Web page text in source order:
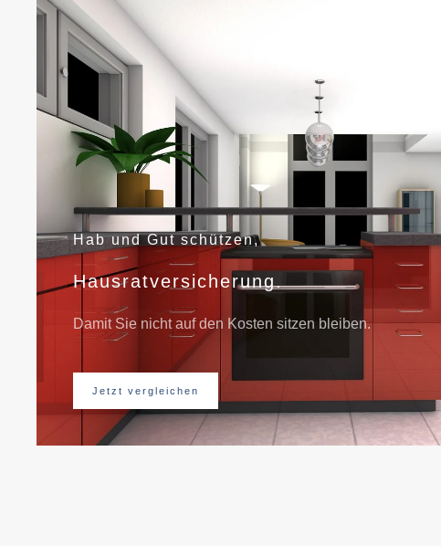
Hab und Gut schützen,
Hausratversicherung.
Damit Sie nicht auf den Kosten sitzen bleiben.
Jetzt vergleichen